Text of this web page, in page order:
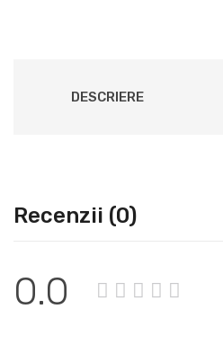
DESCRIERE
Recenzii (0)
0.0